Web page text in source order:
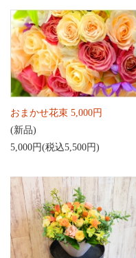
おまかせ花束 5,000円
(新品)
5,000円(税込5,500円)